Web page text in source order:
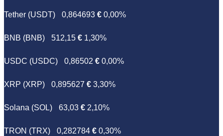
Tether (USDT) 0,864693 € 0,00%
BNB (BNB) 512,15 € 1,30%
USDC (USDC) 0,86502 € 0,00%
XRP (XRP) 0,895627 € 3,30%
Solana (SOL) 63,03 € 2,10%
TRON (TRX) 0,282784 € 0,30%